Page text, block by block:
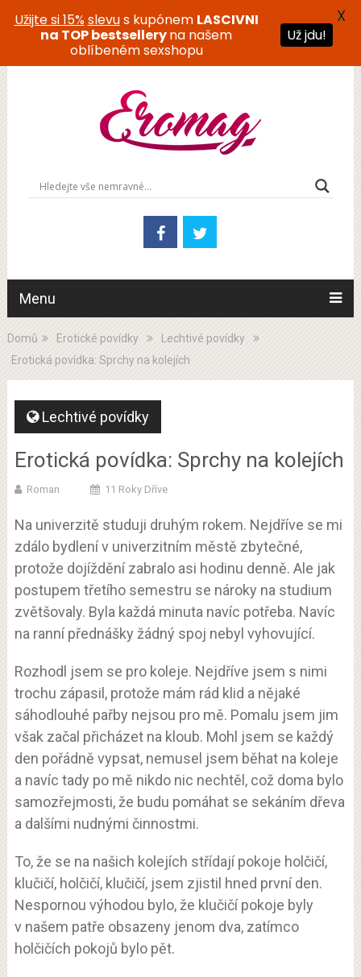
Menu
Domů Erotické povídky
Lechtivé povídky
Erotická povídka: Sprchy na kolejích
Lechtivé povídky
Erotická povídka: Sprchy na kolejích
Roman 11 Roky Dříve
Na univerzitě studuji druhým rokem. Nejdříve se mi
zdálo bydlení v univerzitním městě zbytečné,
protože dojíždění zabralo asi hodinu denně. Ale jak
postupem třetího semestru se nároky na studium
zvětšovaly. Byla každá minuta navíc potřeba. Navíc
na ranní přednášky žádný spoj nebyl vyhovující.
Rozhodl jsem se pro koleje. Nejdříve jsem s nimi
trochu zápasil, protože mám rád klid a nějaké
sáhodlouhé pařby nejsou pro mě. Pomalu jsem jim
však začal přicházet na kloub. Mohl jsem se každý
den pořádně vypsat, nemusel jsem běhat na koleje
a navíc tady po mě nikdo nic nechtěl, což doma bylo
samozřejmosti, že budu pomáhat se sekáním dřeva
a dalšími nudnými činnostmi.
To, že se na našich kolejích střídají pokoje holčičí,
klučičí, holčičí, klučičí, jsem zjistil hned první den.
Nespornou výhodou bylo, že klučičí pokoje byly
v našem patře obsazeny jenom dva, zatímco
holčičích pokojů bylo pět.
Užijte si 15%slevus kupónem LASCIVNI
na TOP bestselleryna našem
oblíbeném sexshopu
Už jdu!
X